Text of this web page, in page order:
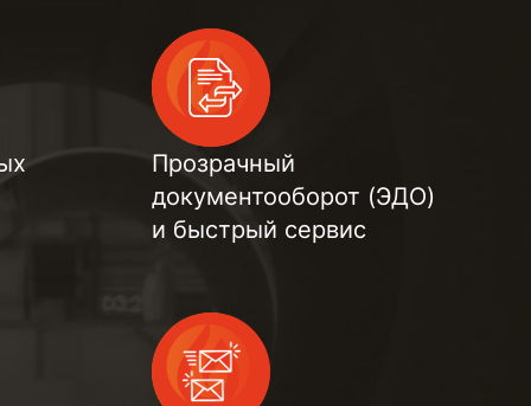
Прозрачный
документооборот (ЭДО)
и быстрый сервис